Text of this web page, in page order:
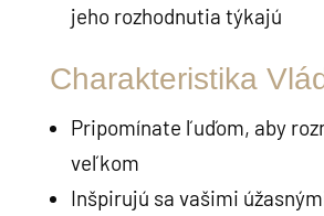
jeho rozhodnutia týkajú
Charakteristika
Pripomínate ľuďom, aby
veľkom
Inšpirujú sa vašimi